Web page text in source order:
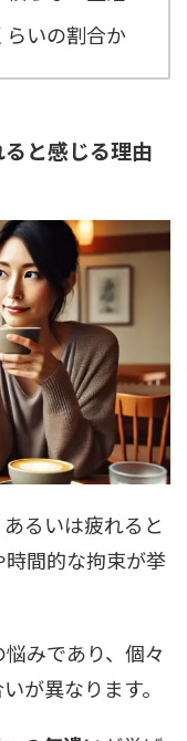
いの割合か
と感じる理由
るいは疲れると
間的な拘束が挙
みであり、個々
が異なります。